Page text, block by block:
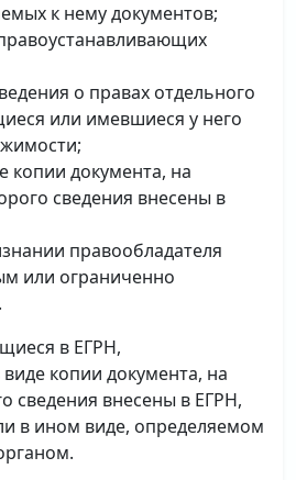
к нему документов;
о правах отдельного
или имевшиеся у него
копии документа, на
сведения внесены в
правообладателя
или ограниченно
в ЕГРН,
копии документа, на
сведения внесены в ЕГРН,
в ином виде, определяемом